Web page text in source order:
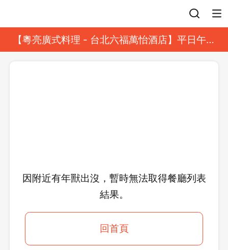
【粵亮廣式料理 - 台北六福萬怡酒店】平日午餐
8 折起｜靓港點套餐
因附近有年獸出沒，暫時無法取得餐廳列表
結果。
回首頁
登出